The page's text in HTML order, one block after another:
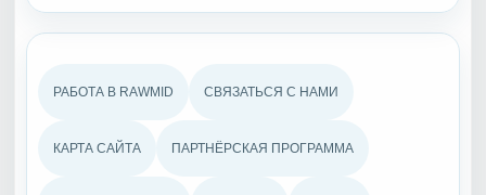
РАБОТА В RAWMID СВЯЗАТЬСЯ С НАМИ
КАРТА САЙТА ПАРТНЁРСКАЯ ПРОГРАММА